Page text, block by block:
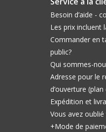
Besoin d’aide -
Les prix incluent
Commander en
public?
Qui sommes-
Adresse pour le
d’ouverture (plan
Expédition et
Vous avez
+Mode de